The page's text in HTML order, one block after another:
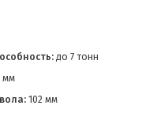
до 7 тонн
мм
102 мм